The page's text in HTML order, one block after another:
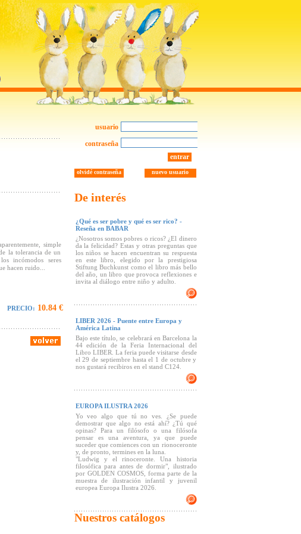
simple
la tolerancia de un
incómodos seres
hacen ruido...
PRECIO: 10.84 €
usuario
contraseña
entrar
nuevo usuario
olvidé contraseña
De interés
¿Qué es ser pobre y qué es ser rico? -
Reseña en BABAR
¿Nosotros somos pobres o ricos? ¿El dinero
da la felicidad? Estas y otras preguntas que
los niños se hacen encuentran su respuesta
en este libro, elegido por la prestigiosa
Stiftung Buchkunst como el libro más bello
del año, un libro que provoca reflexiones e
invita al diálogo entre niño y adulto.
LIBER 2026 - Puente entre Europa y
América Latina
Bajo este título, se celebrará en Barcelona la
44 edición de la Feria Internacional del
Libro LIBER. La feria puede visitarse desde
el 29 de septiembre hasta el 1 de octubre y
nos gustará recibiros en el stand C124.
EUROPA ILUSTRA 2026
Yo veo algo que tú no ves. ¿Se puede
demostrar que algo no está ahí? ¿Tú qué
opinas? Para un filósofo o una filósofa
pensar es una aventura, ya que puede
suceder que comiences con un rionoceronte
y, de pronto, termines en la luna.
"Ludwig y el rinoceronte. Una historia
filosófica para antes de dormir", ilustrado
por GOLDEN COSMOS, forma parte de la
muestra de ilustración infantil y juvenil
europea Europa Ilustra 2026.
Nuestros catálogos